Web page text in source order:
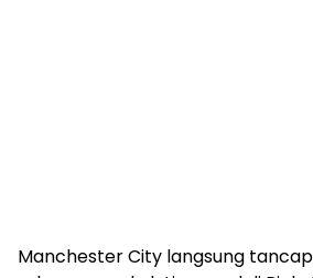
Manchester City langsung